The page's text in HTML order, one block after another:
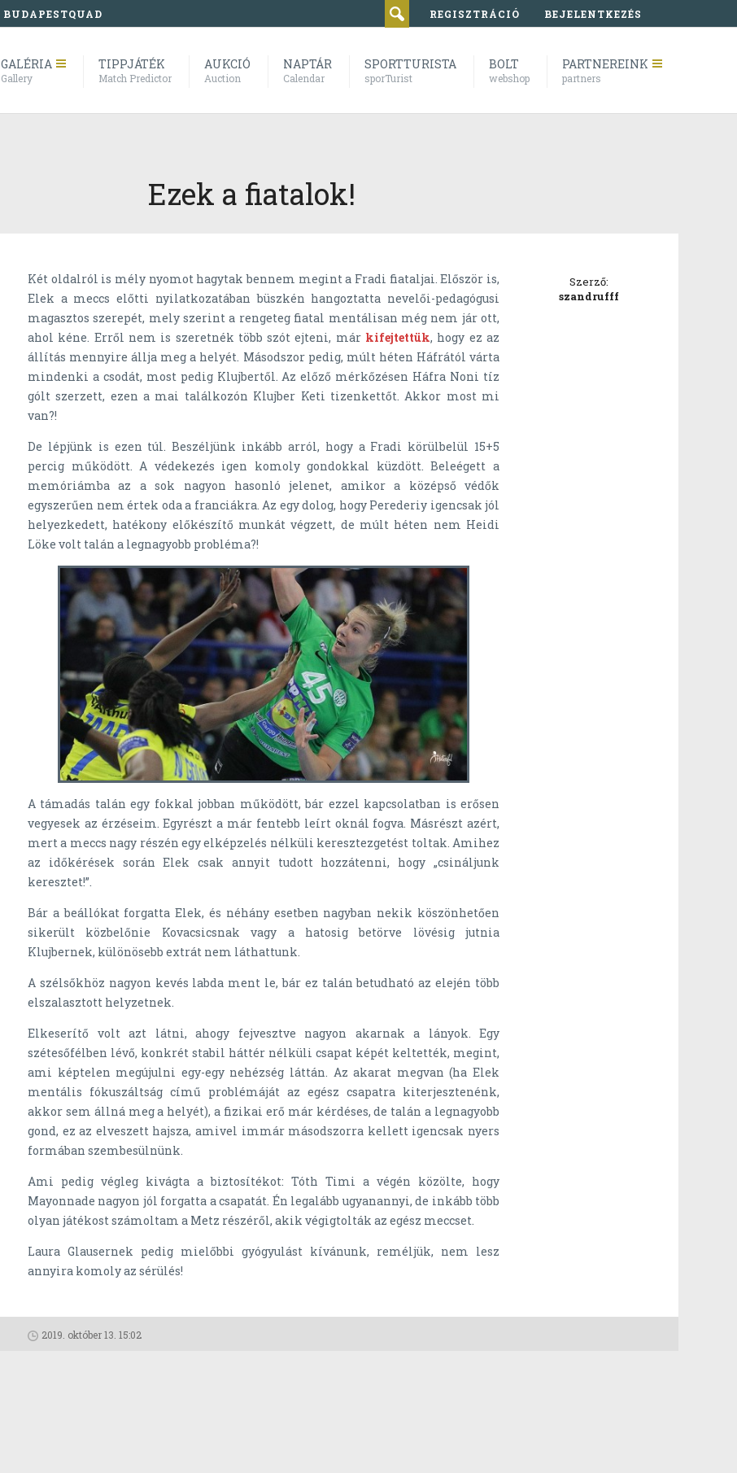
BUDAPESTQUAD REGISZTRÁCIÓ BEJELENTKEZÉS
GALÉRIA
Gallery
TIPPJÁTÉK
Match Predictor
AUKCIÓ
Auction
NAPTÁR
Calendar
SPORTTURISTA
sporTurist
BOLT
webshop
PARTNEREINK
partners
Ezek a fiatalok!
Két oldalról is mély nyomot hagytak bennem megint a Fradi fiataljai. Először is,
Elek a meccs előtti nyilatkozatában büszkén hangoztatta nevelői-pedagógusi
magasztos szerepét, mely szerint a rengeteg fiatal mentálisan még nem jár ott,
ahol kéne. Erről nem is szeretnék több szót ejteni, már kifejtettük, hogy ez az
állítás mennyire állja meg a helyét. Másodszor pedig, múlt héten Háfrától várta
mindenki a csodát, most pedig Klujbertől. Az előző mérkőzésen Háfra Noni tíz
gólt szerzett, ezen a mai találkozón Klujber Keti tizenkettőt. Akkor most mi
van?!
De lépjünk is ezen túl. Beszéljünk inkább arról, hogy a Fradi körülbelül 15+5
percig működött. A védekezés igen komoly gondokkal küzdött. Beleégett a
memóriámba az a sok nagyon hasonló jelenet, amikor a középső védők
egyszerűen nem értek oda a franciákra. Az egy dolog, hogy Perederiy igencsak jól
helyezkedett, hatékony előkészítő munkát végzett, de múlt héten nem Heidi
Löke volt talán a legnagyobb probléma?!
A támadás talán egy fokkal jobban működött, bár ezzel kapcsolatban is erősen
vegyesek az érzéseim. Egyrészt a már fentebb leírt oknál fogva. Másrészt azért,
mert a meccs nagy részén egy elképzelés nélküli keresztezgetést toltak. Amihez
az időkérések során Elek csak annyit tudott hozzátenni, hogy „csináljunk
keresztet!”.
Bár a beállókat forgatta Elek, és néhány esetben nagyban nekik köszönhetően
sikerült közbelőnie Kovacsicsnak vagy a hatosig betörve lövésig jutnia
Klujbernek, különösebb extrát nem láthattunk.
A szélsőkhöz nagyon kevés labda ment le, bár ez talán betudható az elején több
elszalasztott helyzetnek.
Elkeserítő volt azt látni, ahogy fejvesztve nagyon akarnak a lányok. Egy
szétesőfélben lévő, konkrét stabil háttér nélküli csapat képét keltették, megint,
ami képtelen megújulni egy-egy nehézség láttán. Az akarat megvan (ha Elek
mentális fókuszáltság című problémáját az egész csapatra kiterjesztenénk,
akkor sem állná meg a helyét), a fizikai erő már kérdéses, de talán a legnagyobb
gond, ez az elveszett hajsza, amivel immár másodszorra kellett igencsak nyers
formában szembesülnünk.
Ami pedig végleg kivágta a biztosítékot: Tóth Timi a végén közölte, hogy
Mayonnade nagyon jól forgatta a csapatát. Én legalább ugyanannyi, de inkább több
olyan játékost számoltam a Metz részéről, akik végigtolták az egész meccset.
Laura Glausernek pedig mielőbbi gyógyulást kívánunk, reméljük, nem lesz
annyira komoly az sérülés!
Szerző:
szandrufff
2019. október 13. 15:02